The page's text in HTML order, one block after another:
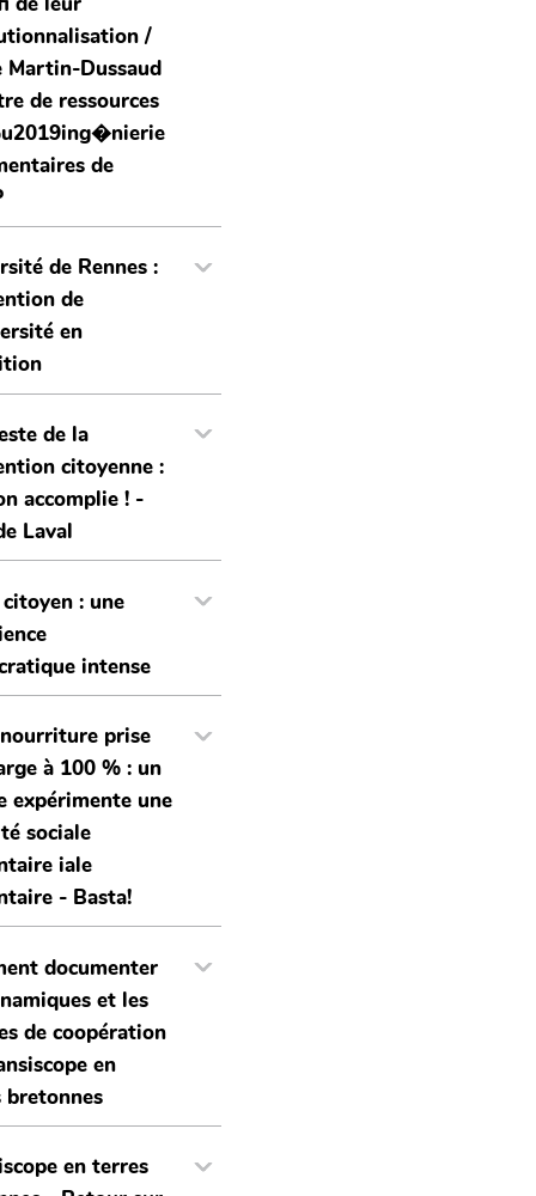
/
Martin-Dussaud
de ressources
de
de Rennes :
de
en
de la
citoyenne :
accomplie ! -
Laval
: une
intense
prise
à 100 % : un
expérimente une
sociale
iale
- Basta!
documenter
et les
de coopération
en
bretonnes
en terres